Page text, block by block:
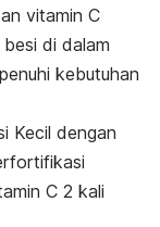
vitamin C
di dalam
kebutuhan
Kecil dengan
C 2 kali